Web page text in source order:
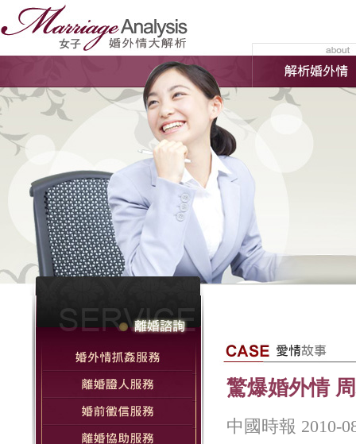
驚爆婚外情
中國時報 2010-